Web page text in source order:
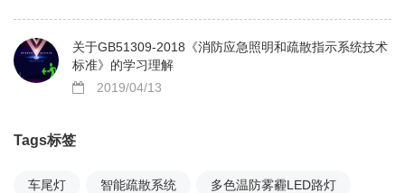
关于GB51309-2018《消防应急照明和疏散指示系统技术
标准》的学习理解
2019/04/13
Tags标签
车尾灯 智能疏散系统 多色温防雾霾LED路灯